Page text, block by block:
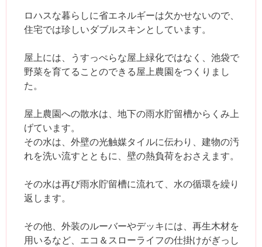
ロハスな暮らしに省エネルギーは欠かせないので、
住宅では珍しいダブルスキンとしています。
屋上には、うすっぺらな屋上緑化ではなく、池袋で
野菜を育てることのできる屋上農園をつくりまし
た。
屋上農園への散水は、地下の雨水貯留槽からくみ上
げています。
その水は、外壁の光触媒タイルに伝わり、建物の汚
れを洗い流すとともに、壁の熱負荷をおさえます。
その水は再び雨水貯留槽に流れて、水の循環を繰り
返します。
その他、外装のルーバーやデッキには、再生木材を
用いるなど、エコ＆スローライフの仕掛けがぎっし